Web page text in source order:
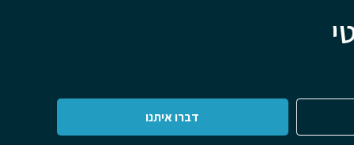
דברו איתנו